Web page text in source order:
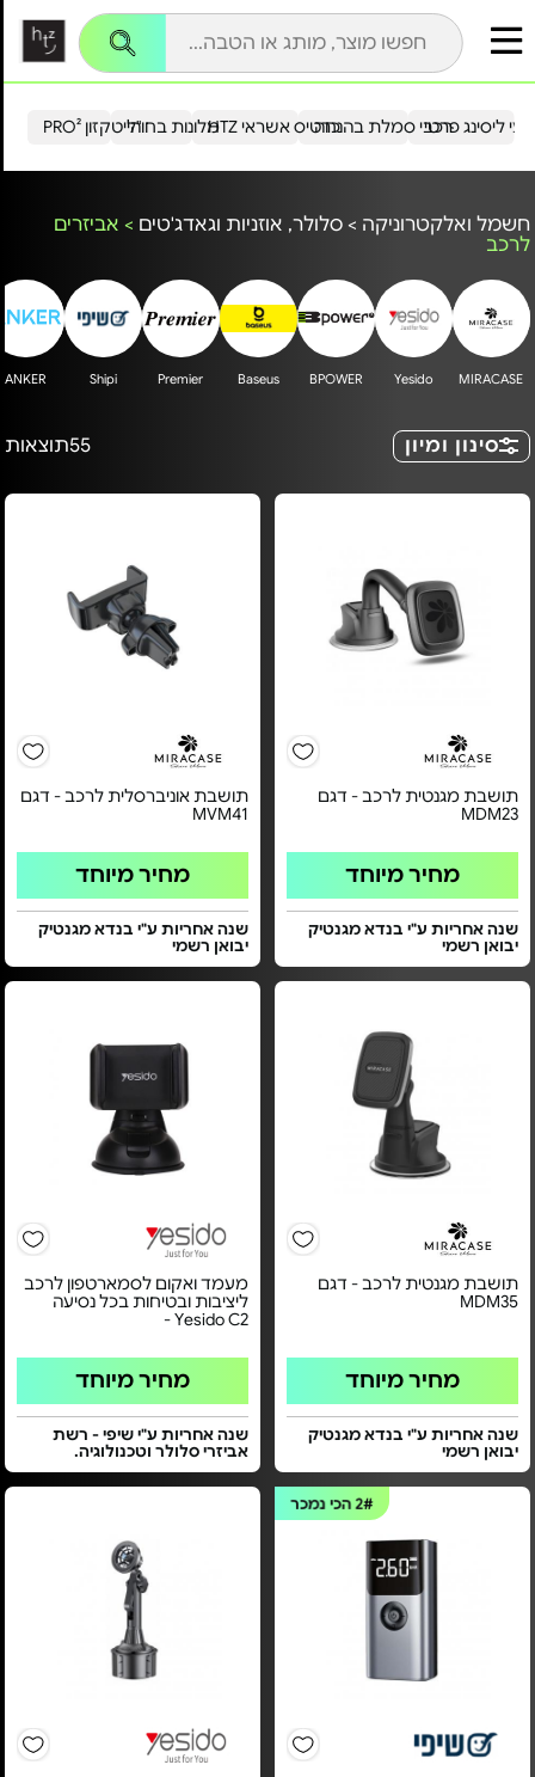
הייטקזון PRO²מלונות בחו"ל כרטיס אשראי HTZ ליסינג פרטירכבי סמלת בהנחה
חשמל ואלקטרוניקה > סלולר, אוזניות וגאדג'טים > אביזרים
לרכב
MIRACASE
Yesido
BPOWER
Baseus
Premier
Shipi
ANKER
סינון ומיון 55תוצאות
תושבת מגנטית לרכב - דגם
MDM23
מחיר מיוחד
שנה אחריות ע"י בנדא מגנטיק
יבואן רשמי
תושבת אוניברסלית לרכב - דגם
MVM41
מחיר מיוחד
שנה אחריות ע"י בנדא מגנטיק
יבואן רשמי
תושבת מגנטית לרכב - דגם
MDM35
מחיר מיוחד
שנה אחריות ע"י בנדא מגנטיק
יבואן רשמי
מעמד ואקום לסמארטפון לרכב
ליציבות ובטיחות בכל נסיעה
Yesido C2 -
מחיר מיוחד
שנה אחריות ע"י שיפי - רשת
אביזרי סלולר וטכנולוגיה.
2#הכי נמכר